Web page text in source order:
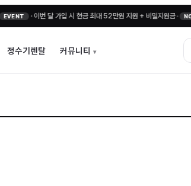
·이번 달 가입 시 현금 최대 52만원 지원 + 비밀지원금• NOTICE
정수기렌탈 커뮤니티